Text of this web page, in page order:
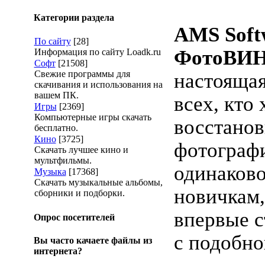
Категории раздела
По сайту [28]
Информация по сайту Loadk.ru
Софт [21508]
Свежие программы для
скачивания и использования на
вашем ПК.
Игры [2369]
Компьютерные игры скачать
бесплатно.
Кино [3725]
Скачать лучшее кино и
мультфильмы.
Музыка [17368]
Скачать музыкальные альбомы,
сборники и подборки.
Опрос посетителей
Вы часто качаете файлы из
интернета?
AMS
всех, кто
впервые
с